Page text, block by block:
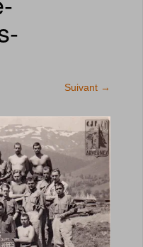
Suivant →